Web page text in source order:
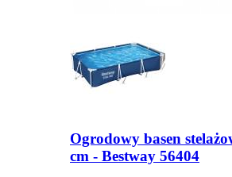
Ogrodowy basen
cm - Bestway 56404